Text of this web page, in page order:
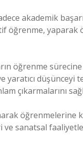
akademik
öğrenme, yaparak
öğrenme
yaratıcı düşünceyi
çıkarmalarını
öğrenmelerine
ve sanatsal